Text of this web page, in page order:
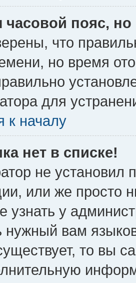
часовой пояс,
что
но время
для
к началу
нет в списке!
не установил
или же просто
узнать у
нужный вам
то вы